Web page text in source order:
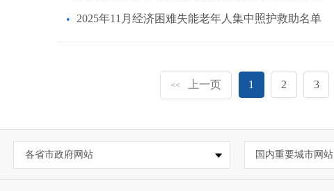
2025年11月经济困难失能老年人集中照护救助名单
<< 上一页 1 2 3
各省市政府网站 国内重要城市网站